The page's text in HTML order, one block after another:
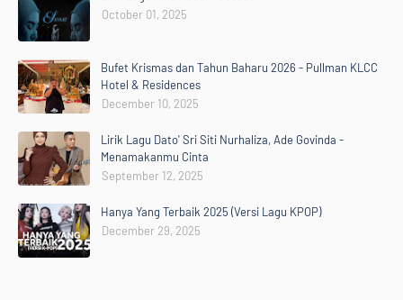
October 01, 2025
Bufet Krismas dan Tahun Baharu 2026 - Pullman KLCC
Hotel & Residences
December 10, 2025
Lirik Lagu Dato' Sri Siti Nurhaliza, Ade Govinda -
Menamakanmu Cinta
September 12, 2025
Hanya Yang Terbaik 2025 (Versi Lagu KPOP)
December 29, 2025